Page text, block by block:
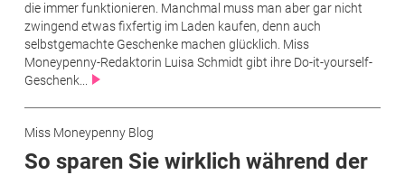
die immer funktionieren. Manchmal muss man aber gar nicht
zwingend etwas fixfertig im Laden kaufen, denn auch
selbstgemachte Geschenke machen glücklich. Miss
Moneypenny-Redaktorin Luisa Schmidt gibt ihre Do-it-yourself-
Geschenk...
Miss Moneypenny Blog
So sparen Sie wirklich während der